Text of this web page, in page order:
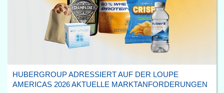
HUBERGROUP ADRESSIERT AUF DER LOUPE
AMERICAS 2026 AKTUELLE MARKTANFORDERUNGEN